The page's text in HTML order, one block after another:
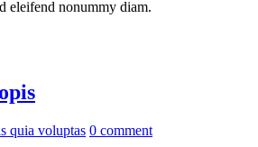
eleifend nonummy diam.
quia voluptas 0 comment